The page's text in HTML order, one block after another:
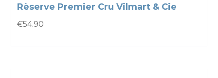
Rèserve Premier Cru Vilmart & Cie
€54.90